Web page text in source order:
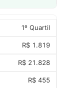
1º Quartil
R$ 1.819
R$ 21.828
R$ 455